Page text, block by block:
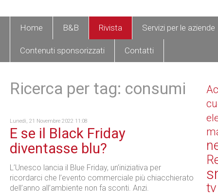
Home B&B Rivista Servizi per le aziende
Contenuti sponsorizzati Contatti
Ricerca per tag: consumi
Lunedì, 21 Novembre 2022 11:08
E se il Black Friday
diventasse blu?
L’Unesco lancia il Blue Friday, un’iniziativa per
ricordarci che l’evento commerciale più chiacchierato
dell’anno all’ambiente non fa sconti. Anzi.
tv